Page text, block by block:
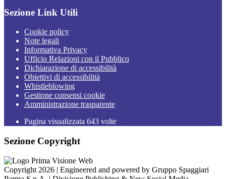
Sezione Link Utili
Cookie policy
Note legali
Informativa Privacy
Ufficio Relazioni con il Pubblico
Dichiarazione di accessibilità
Obiettivi di accessibilità
Whistleblowing
Gestione consensi cookie
Amministrazione trasparente
Pagina visualizzata 643 volte
Sezione Copyright
Copyright 2026 | Engineered and powered by Gruppo Spaggiari